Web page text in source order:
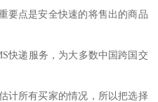
要点是安全快速的将售出的商品
快递服务，为大多数中国跨国交
计所有买家的情况，所以把选择